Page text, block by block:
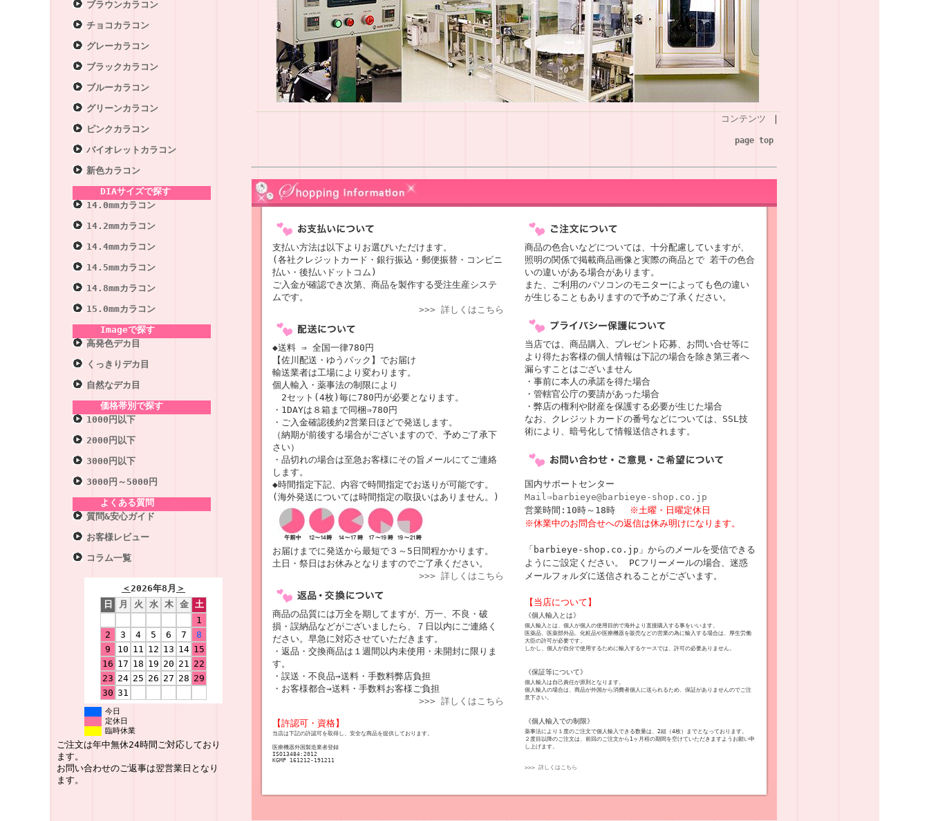
ブラウンカラコン
チョコカラコン
グレーカラコン
ブラックカラコン
ブルーカラコン
グリーンカラコン
ピンクカラコン
バイオレットカラコン
新色カラコン
DIAサイズで探す
14.0mmカラコン
14.2mmカラコン
14.4mmカラコン
14.5mmカラコン
14.8mmカラコン
15.0mmカラコン
Imageで探す
高発色デカ目
くっきりデカ目
自然なデカ目
価格帯別で探す
1000円以下
2000円以下
3000円以下
3000円～5000円
よくある質問
質問&安心ガイド
お客様レビュー
コラム一覧
＜2026年8月 ＞
日
月 火 水 木 金
土
1
2
3 4 5 6 7
8
9
10 11 12 13 14 15
16 17 18 19 20 21 22
23 24 25 26 27 28 29
30 31
今日
定休日
臨時休業
ご注文は年中無休24時間ご対応しており
ます。
お問い合わせのご返事は翌営業日となり
ます。
コンテンツ ｜
page top
支払い方法は以下よりお選びいただけます。
(各社クレジットカード・銀行振込・郵便振替・コンビニ
払い・後払いドットコム)
ご入金が確認でき次第、商品を製作する受注生産システ
ムです。
>>> 詳しくはこちら
◆送料 ⇒ 全国一律780円
【佐川配送・ゆうパック】でお届け
輸送業者は工場により変わります。
個人輸入・薬事法の制限により
2セット(4枚)毎に780円が必要となります。
・1DAYは８箱まで同梱⇒780円
・ご入金確認後約2営業日ほどで発送します。
（納期が前後する場合がございますので、予めご了承下
さい）
・品切れの場合は至急お客様にその旨メールにてご連絡
します。
◆時間指定下記、内容で時間指定でお送りが可能です。
(海外発送については時間指定の取扱いはありません。)
お届けまでに発送から最短で３～5日間程かかります。
土日・祭日はお休みとなりますのでご了承ください。
>>> 詳しくはこちら
商品の品質には万全を期してますが、万一、不良・破
損・誤納品などがございましたら、７日以内にご連絡く
ださい。早急に対応させていただきます。
・返品・交換商品は１週間以内未使用・未開封に限りま
す。
・誤送・不良品→送料・手数料弊店負担
・お客様都合→送料・手数料お客様ご負担
>>> 詳しくはこちら
【許認可・資格】
当店は下記の許認可を取得し、安全な商品を提供しております。
医療機器外国製造業者登録
ISO13484:2012
KGMP 161212-191211
商品の色合いなどについては、十分配慮していますが、
照明の関係で掲載商品画像と実際の商品とで 若干の色合
いの違いがある場合があります。
また、ご利用のパソコンのモニターによっても色の違い
が生じることもありますので予めご了承ください。
当店では、商品購入、プレゼント応募、お問い合せ等に
より得たお客様の個人情報は下記の場合を除き第三者へ
漏らすことはございません
・事前に本人の承諾を得た場合
・管轄官公庁の要請があった場合
・弊店の権利や財産を保護する必要が生じた場合
なお、クレジットカードの番号などについては、SSL技
術により、暗号化して情報送信されます。
国内サポートセンター
Mail⇒barbieye@barbieye-shop.co.jp
営業時間:10時～18時
※土曜・日曜定休日
※休業中のお問合せへの返信は休み明けになります。
「barbieye-shop.co.jp」からのメールを受信できる
ようにご設定ください。 PCフリーメールの場合、迷惑
メールフォルダに送信されることがございます。
【当店について】
《個人輸入とは》
個人輸入とは、個人が個人の使用目的で海外より直接購入する事をいいます。
医薬品、医薬部外品、化粧品や医療機器を販売などの営業の為に輸入する場合は、厚生労働
大臣の許可が必要です。
しかし、個人が自分で使用するために輸入するケースでは、許可の必要ありません。
《保証等について》
個人輸入は自己責任が原則となります。
個人輸入の場合は、商品が外国から消費者個人に送られるため、保証がありませんのでご注
意下さい。
《個人輸入での制限》
薬事法により１度のご注文で個人輸入できる数量は、2組（4枚）までとなっております。
２度目以降のご注文は、前回のご注文から1ヶ月程の期間を空けていただきますようお願い申
し上げます。
>>> 詳しくはこちら